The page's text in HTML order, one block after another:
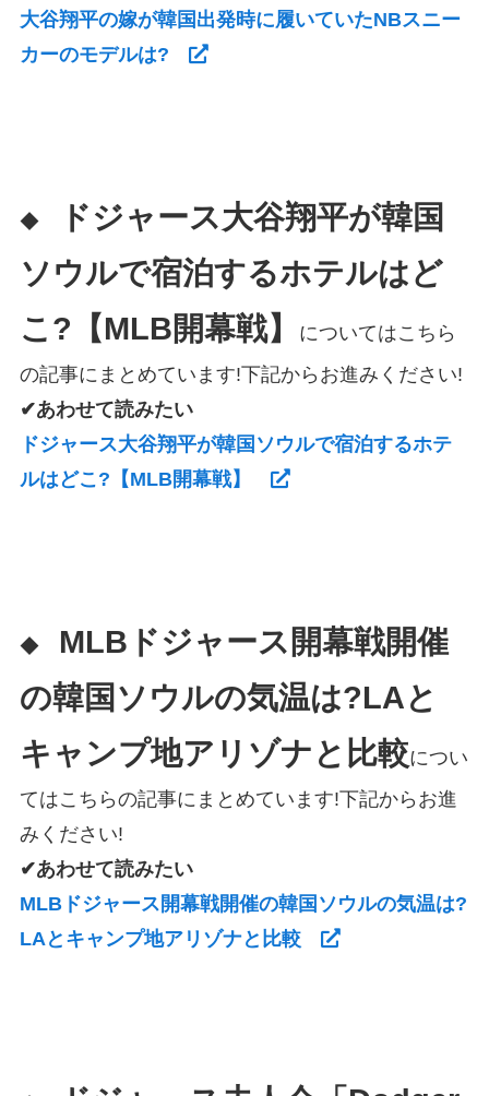
大谷翔平の嫁が韓国出発時に履いていたNBスニー
カーのモデルは?
◆
ドジャース大谷翔平が韓国
ソウルで宿泊するホテルはど
こ?【MLB開幕戦】
についてはこちら
の記事にまとめています!下記からお進みください!
✔あわせて読みたい
ドジャース大谷翔平が韓国ソウルで宿泊するホテ
ルはどこ?【MLB開幕戦】
◆
MLBドジャース開幕戦開催
の韓国ソウルの気温は?LAと
キャンプ地アリゾナと比較につい
てはこちらの記事にまとめています!下記からお進
みください!
✔あわせて読みたい
MLBドジャース開幕戦開催の韓国ソウルの気温は?
LAとキャンプ地アリゾナと比較